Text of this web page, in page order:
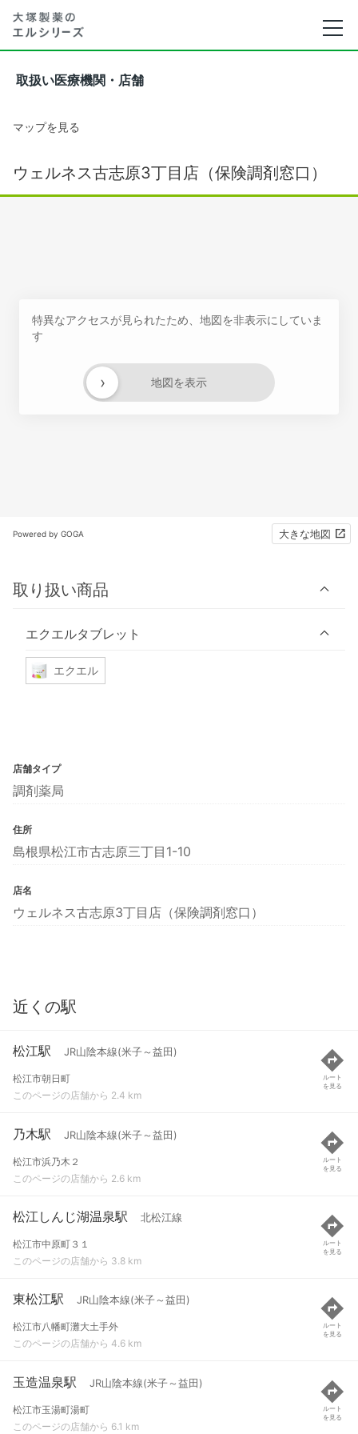
取扱い医療機関・店舗
マップを見る
ウェルネス古志原3丁目店（保険調剤窓口）
特異なアクセスが見られたため、地図を非表示にしていま
す
地図を表示
›
Powered by GOGA 大きな地図
取り扱い商品
エクエルタブレット
エクエル
店舗タイプ
調剤薬局
住所
島根県松江市古志原三丁目1-10
店名
ウェルネス古志原3丁目店（保険調剤窓口）
近くの駅
松江駅 JR山陰本線(米子～益田)
松江市朝日町
このページの店舗から 2.4 km
ルート
を見る
乃木駅 JR山陰本線(米子～益田)
松江市浜乃木２
このページの店舗から 2.6 km
ルート
を見る
松江しんじ湖温泉駅 北松江線
松江市中原町３１
このページの店舗から 3.8 km
ルート
を見る
東松江駅 JR山陰本線(米子～益田)
松江市八幡町灘大土手外
このページの店舗から 4.6 km
ルート
を見る
玉造温泉駅 JR山陰本線(米子～益田)
松江市玉湯町湯町
このページの店舗から 6.1 km
ルート
を見る